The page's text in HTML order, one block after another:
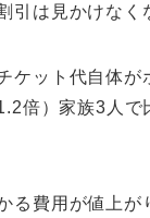
引は見かけなく
ケット代自体が
倍）家族3人で
る費用が値上が